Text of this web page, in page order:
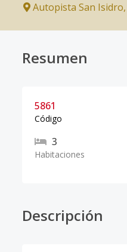
Autopista San Isidro,
Resumen
5861
Código
3
Habitaciones
Descripción